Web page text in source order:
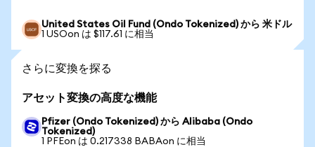
United States Oil Fund (Ondo Tokenized) から 米ドル
1 USOon は $117.61 に相当
さらに変換を探る
アセット変換の高度な機能
Pfizer (Ondo Tokenized) から Alibaba (Ondo
Tokenized)
1 PFEon は 0.217338 BABAon に相当